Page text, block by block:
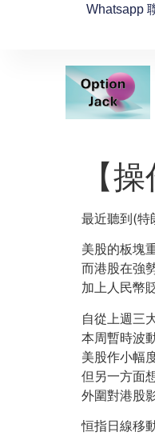
Whatsapp
【
最近聽到(特
美股的板塊
而港股在強
加上人民幣
自從上週三
本周暫時波
美股作小幅
但另一方面
外圍對港股
恒指日線移